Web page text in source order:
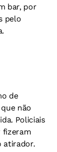
bar, por
pelo
de
não
Policiais
fizeram
atirador.